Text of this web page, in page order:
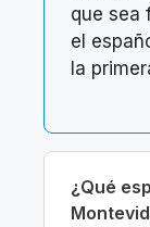
que sea
el
la
¿Qué